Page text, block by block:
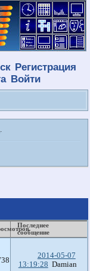
Регистрация
Войти
Последнее
сообщение
2014-05-07
13:19:28 Damian